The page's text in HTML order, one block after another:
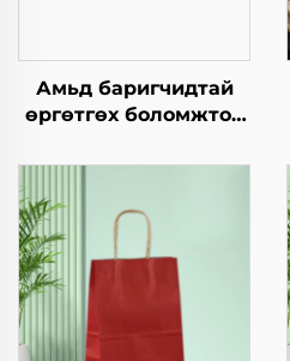
Амьд баригчидтай
өргөтгөх боломжтой
хавтангаас бүрдсэн
ашиглах
хүрээлэнгийн
бүтээгдэхүүн, пицца,
цусан хоол, цэнхэр,
дугуй, тойрог/овойн
зургийн орон суурь,